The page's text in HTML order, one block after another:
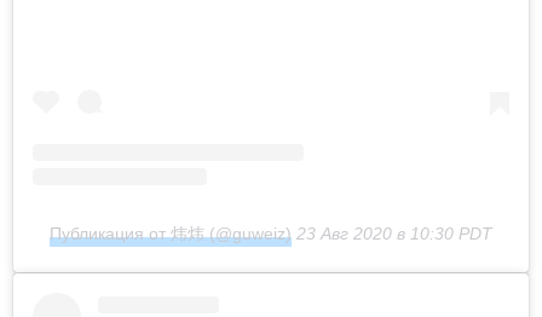
Публикация от 炜炜 (@guweiz) 23 Авг 2020 в 10:30 PDT